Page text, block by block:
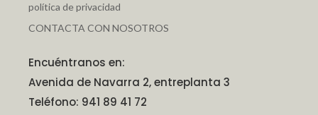
política de privacidad
CONTACTA CON NOSOTROS
Encuéntranos en:
Avenida de Navarra 2, entreplanta 3
Teléfono: 941 89 41 72